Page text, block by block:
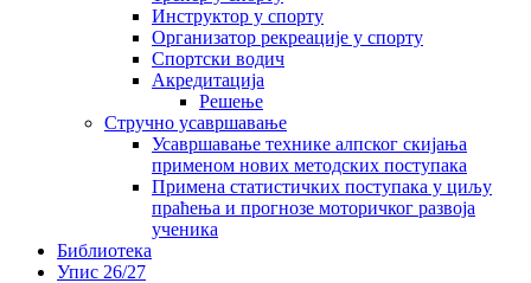
Инструктор у спорту
Организатор рекреације у спорту
Спортски водич
Акредитација
Решење
Стручно усавршавање
Усавршавање технике алпског скијања
применом нових методских поступака
Примена статистичких поступака у циљу
праћења и прогнозе моторичког развоја
ученика
Библиотека
Упис 26/27